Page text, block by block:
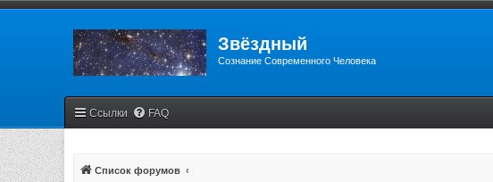
Звёздный
Сознание Современного Человека
Ссылки FAQ
Список форумов